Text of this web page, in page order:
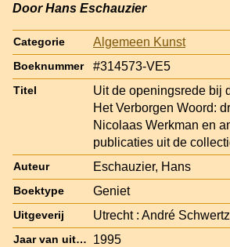
Door Hans Eschauzier
Categorie Algemeen Kunst
Boeknummer #314573-VE5
Titel
Uit de openingsrede bij
Het Verborgen Woord:
Nicolaas Werkman en
publicaties uit de
Auteur Eschauzier, Hans
Boektype Geniet
Uitgeverij Utrecht : André Schwertz
Jaar van uitgave 1995